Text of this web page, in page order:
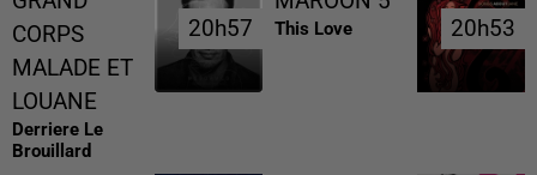
CORPS
MALADE ET
LOUANE
Derriere Le
Brouillard
20h57
20h57 This Love 20h53
20h53